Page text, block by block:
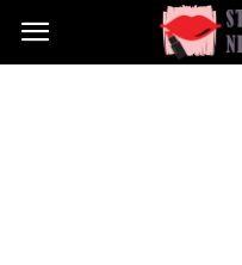
Studioniezapominajka.pl